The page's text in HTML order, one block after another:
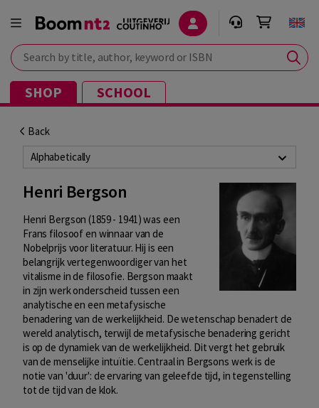
Search by title, author, keyword or ISBN
SHOP SCHOOL
Back
Alphabetically
Henri Bergson
Henri Bergson (1859 - 1941) was een
Frans filosoof en winnaar van de
Nobelprijs voor literatuur. Hij is een
belangrijk vertegenwoordiger van het
vitalisme in de filosofie. Bergson maakt
in zijn werk onderscheid tussen een
analytische en een metafysische
benadering van de werkelijkheid. De wetenschap benadert de
wereld analytisch, terwijl de metafysische benadering gericht
is op de dynamiek van de werkelijkheid. Dit vergt het gebruik
van de menselijke intuïtie. Centraal in Bergsons werk is de
notie van 'duur': de ervaring van geleefde tijd, in tegenstelling
tot de tijd van de klok.